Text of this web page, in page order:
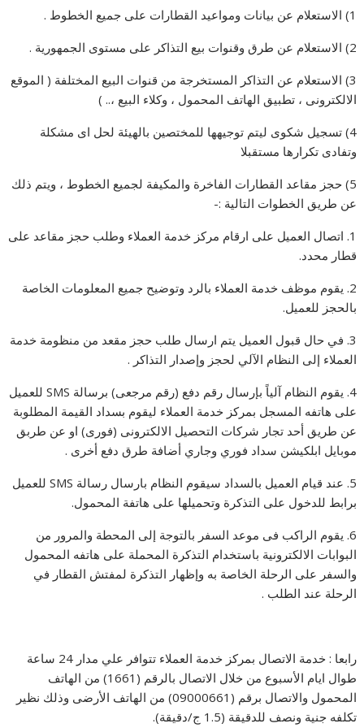
1) الاستعلام عن بيانات ومواعيد القطارات على جميع الخطوط .
2) الاستعلام عن طرق وقنوات بيع التذاكر على مستوى الجمهورية .
3) الاستعلام عن التذاكر المستخرجة من قنوات البيع المختلفة ( الموقع
الالكترونى ، تطبيق الهاتف المحمول ، وكلاء البيع ،.. )
4) تسجيل شكوى ليتم توجيهها للمختصين بالهيئة لحل اى مشكلة
وتفادى تكرارها مستقبلا
5) حجز مقاعد القطارات الفاخرة والمكيفة لجميع الخطوط ، ويتم ذلك
عن طريق الخطوات التالية :-
1. اتصال العميل على ارقام مركز خدمة العملاء وطلب حجز مقاعد على
قطار محدد.
2. يقوم موظف خدمة العملاء بالرد وتوضيح جميع المعلومات الخاصة
بالحجز للعميل.
3. في حال قبول العميل يتم ارسال طلب حجز مقعد من منظومة خدمة
العملاء إلى النظام الآلي لحجز وإصدار التذاكر .
4. يقوم النظام آلياً بإرسال رقم دفع (رقم مرجعى) برسالة SMS للعميل
على هاتفه المسجل بمركز خدمة العملاء ليقوم بسداد القيمة المطلوبة
عن طريق أحد تجار شركات التحصيل الالكترونى (فورى) او عن طربق
موبايل ابلكيشن سداد فوري وجاري أضافة طرق دفع أخرى .
5. عند قيام العميل بالسداد سيقوم النظام بارسال رسالة SMS للعميل
برابط للدخول على التذكرة وتحميلها على هاتفة المحمول.
6. يقوم الراكب فى موعد السفر بالتوجة إلى المحطة والمرور من
البوابات الالكترونية باستخدام التذكرة المحملة على هاتفه المحمول
والسفر على الرحلة الخاصة به وإظهار التذكرة لمفتش القطار في
الرحلة عند الطلب .
رابعا : خدمة الاتصال بمركز خدمة العملاء تتوافر علي مدار 24 ساعة
طوال ايام الأسبوع من خلال الاتصال بالرقم (1661) من الهاتف
المحمول والاتصال برقم (09000661) من الهاتف الأرضى وذلك نظير
تكلفه جنية ونصف للدقيقة (1.5 ج/دقيقة).